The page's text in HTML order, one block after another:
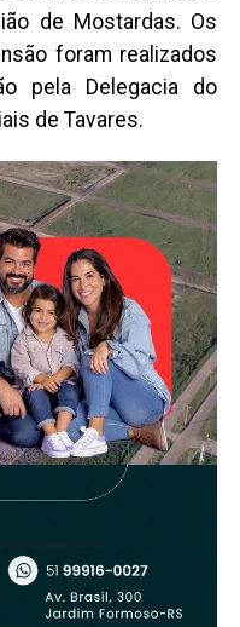
de Mostardas. Os
foram realizados
pela Delegacia do
de Tavares.